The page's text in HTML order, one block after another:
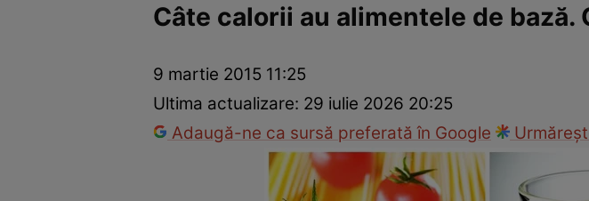
Dezvoltare personalăÎngrijire personalăCasă și grădină
Câte calorii au alimentele de
9 martie 2015 11:25
Ultima actualizare: 29 iulie 2026 20:25
Adaugă-ne ca sursă preferată în Google